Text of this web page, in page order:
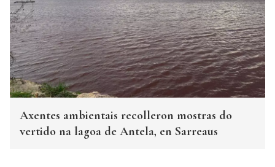
Axentes ambientais recolleron mostras do
vertido na lagoa de Antela, en Sarreaus